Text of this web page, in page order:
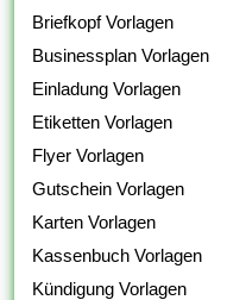
Briefkopf Vorlagen
Businessplan Vorlagen
Einladung Vorlagen
Etiketten Vorlagen
Flyer Vorlagen
Gutschein Vorlagen
Karten Vorlagen
Kassenbuch Vorlagen
Kündigung Vorlagen